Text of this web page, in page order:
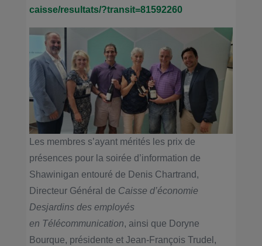
caisse/resultats/?transit=81592260
Les membres s’ayant mérités les prix de
présences pour la soirée d’information de
Shawinigan entouré de Denis Chartrand,
Directeur Général de Caisse d’économie
Desjardins des employés
en Télécommunication, ainsi que Doryne
Bourque, présidente et Jean-François Trudel,